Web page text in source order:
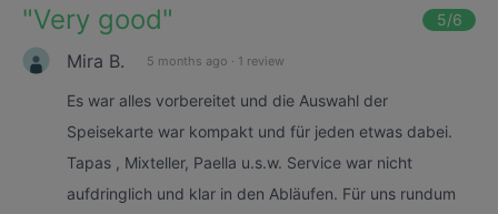
"Very good" 5/6
Mira B. 5 months ago · 1 review
Es war alles vorbereitet und die Auswahl der
Speisekarte war kompakt und für jeden etwas dabei.
Tapas , Mixteller, Paella u.s.w. Service war nicht
aufdringlich und klar in den Abläufen. Für uns rundum